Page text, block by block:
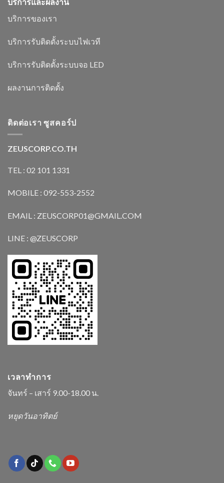
บริการและผลงาน
บริการของเรา
บริการรับติดตั้งระบบไฟเวที
บริการรับติดตั้งระบบจอ LED
ผลงานการติดตั้ง
ติดต่อเรา ซูสคอร์ป
ZEUSCORP.CO.TH
TEL : 02 101 1331
MOBILE : 092-553-2552
EMAIL : ZEUSCORP01@GMAIL.COM
LINE : @ZEUSCORP
เวลาทำการ
จันทร์ – เสาร์ 9.00-18.00 น.
หยุดวันอาทิตย์